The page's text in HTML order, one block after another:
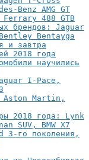
Benz AMG GT
488 GTB
брендов: Jaguar
Bentayga
и завтра
2018 года
научились
I-Pace,
Aston Martin,
2018 года: Lynk
SUV, BMW X7
3-го поколения,